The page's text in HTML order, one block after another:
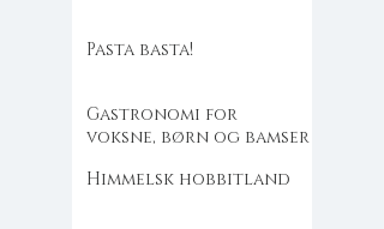
Pasta basta!
Gastronomi for
voksne, børn og bamser
Himmelsk hobbitland